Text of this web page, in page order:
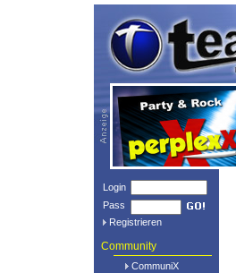
Login
Pass
Registrieren
Community
CommuniX